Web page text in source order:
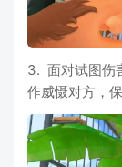
3. 面对试图伤
作威慑对方，